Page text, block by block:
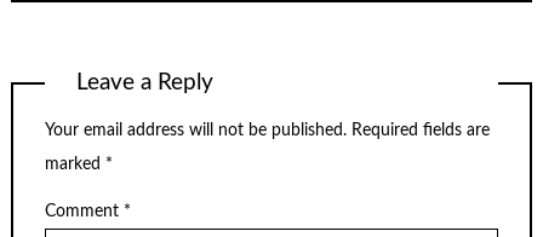
Leave a Reply
Your email address will not be published. Required fields are
marked *
Comment *